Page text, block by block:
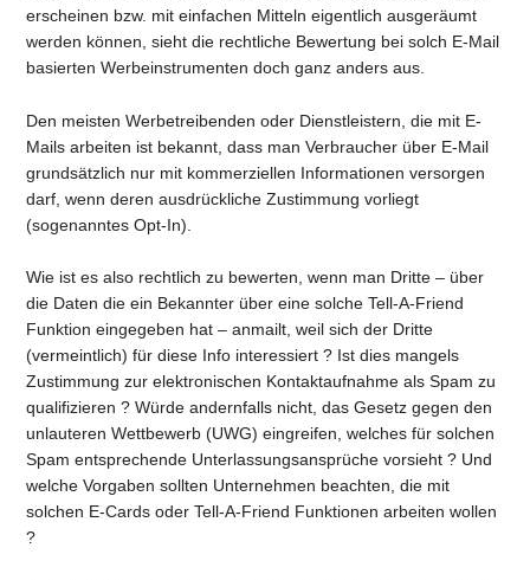
erscheinen bzw. mit einfachen Mitteln eigentlich ausgeräumt
werden können, sieht die rechtliche Bewertung bei solch E-Mail
basierten Werbeinstrumenten doch ganz anders aus.
Den meisten Werbetreibenden oder Dienstleistern, die mit E-
Mails arbeiten ist bekannt, dass man Verbraucher über E-Mail
grundsätzlich nur mit kommerziellen Informationen versorgen
darf, wenn deren ausdrückliche Zustimmung vorliegt
(sogenanntes Opt-In).
Wie ist es also rechtlich zu bewerten, wenn man Dritte – über
die Daten die ein Bekannter über eine solche Tell-A-Friend
Funktion eingegeben hat – anmailt, weil sich der Dritte
(vermeintlich) für diese Info interessiert ? Ist dies mangels
Zustimmung zur elektronischen Kontaktaufnahme als Spam zu
qualifizieren ? Würde andernfalls nicht, das Gesetz gegen den
unlauteren Wettbewerb (UWG) eingreifen, welches für solchen
Spam entsprechende Unterlassungsansprüche vorsieht ? Und
welche Vorgaben sollten Unternehmen beachten, die mit
solchen E-Cards oder Tell-A-Friend Funktionen arbeiten wollen
?